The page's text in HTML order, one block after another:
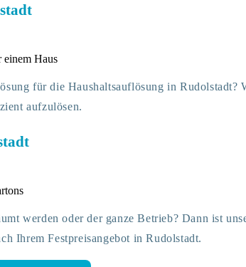
für die Haushaltsauflösung in Rudolstadt?
aufzulösen.
werden oder der ganze Betrieb? Dann ist
Ihrem Festpreisangebot in Rudolstadt.